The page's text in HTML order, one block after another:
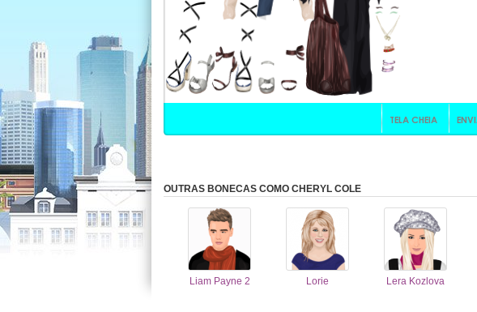
OUTRAS BONECAS COMO CHERYL COLE
Liam Payne 2 Lorie Lera Kozlova